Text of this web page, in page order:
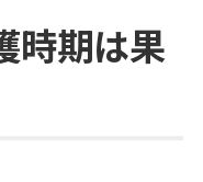
時期は果